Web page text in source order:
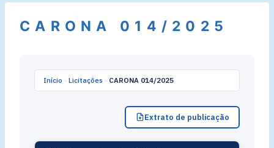
CARONA 014/2025
Início » Licitações » CARONA 014/2025
Extrato de publicação